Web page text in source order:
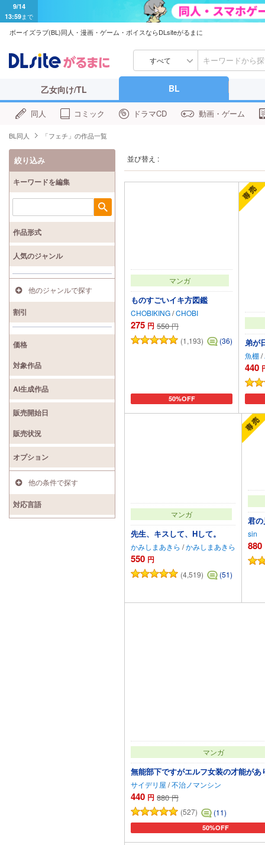
9/14
13:59まで
ボーイズラブ(BL)同人・漫画・ゲーム・ボイスならDLsiteがるまに
すべて
乙女向け/TL BL
同人 コミック ドラマCD 動画・ゲーム
BL同人 「フェチ」の作品一覧
並び替え :
マンガ
ものすごいイキ方図鑑
CHOBIKING/CHOBI
275 円 550 円
(1,193)
(36)
50%OFF
カートに追加
弟が
魚棚/
440
マンガ
先生、キスして、Hして。
かみしまあきら /かみしまあきら
550 円
(4,519)
(51)
君
sin
880
マンガ
無能部下ですがエルフ女装の才能があ
サイデリ屋 /不治ノマンシン
440 円 880 円
(527)
(11)
50%OFF
カートに追加
絞り込み
キーワードを編集
検索
作品形式
人気のジャンル
他のジャンルで探す
割引
価格
対象作品
AI生成作品
販売開始日
販売状況
オプション
他の条件で探す
対応言語